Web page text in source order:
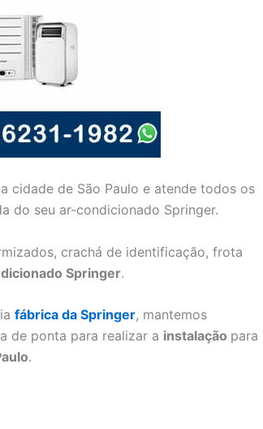
cidade de São Paulo e atende todos os
do seu ar-condicionado Springer.
crachá de identificação, frota
Springer.
fábrica da Springer, mantemos
de ponta para realizar a instalação para
.